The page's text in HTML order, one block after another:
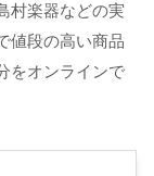
村楽器などの実
値段の高い商品
をオンラインで